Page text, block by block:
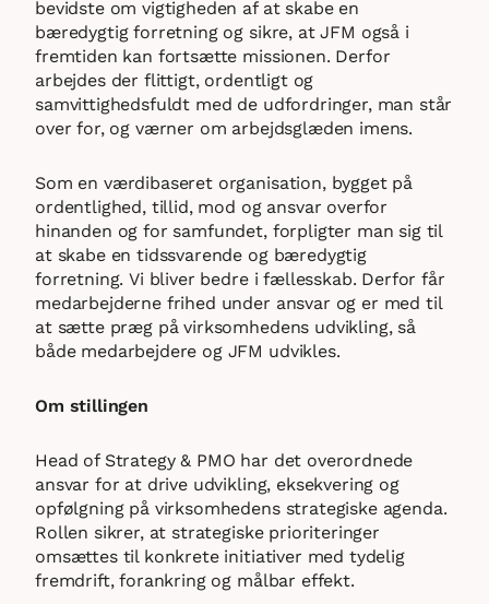
bevidste om vigtigheden af at skabe en
bæredygtig forretning og sikre, at JFM også i
fremtiden kan fortsætte missionen. Derfor
arbejdes der flittigt, ordentligt og
samvittighedsfuldt med de udfordringer, man står
over for, og værner om arbejdsglæden imens.
Som en værdibaseret organisation, bygget på
ordentlighed, tillid, mod og ansvar overfor
hinanden og for samfundet, forpligter man sig til
at skabe en tidssvarende og bæredygtig
forretning. Vi bliver bedre i fællesskab. Derfor får
medarbejderne frihed under ansvar og er med til
at sætte præg på virksomhedens udvikling, så
både medarbejdere og JFM udvikles.
Om stillingen
Head of Strategy & PMO har det overordnede
ansvar for at drive udvikling, eksekvering og
opfølgning på virksomhedens strategiske agenda.
Rollen sikrer, at strategiske prioriteringer
omsættes til konkrete initiativer med tydelig
fremdrift, forankring og målbar effekt.